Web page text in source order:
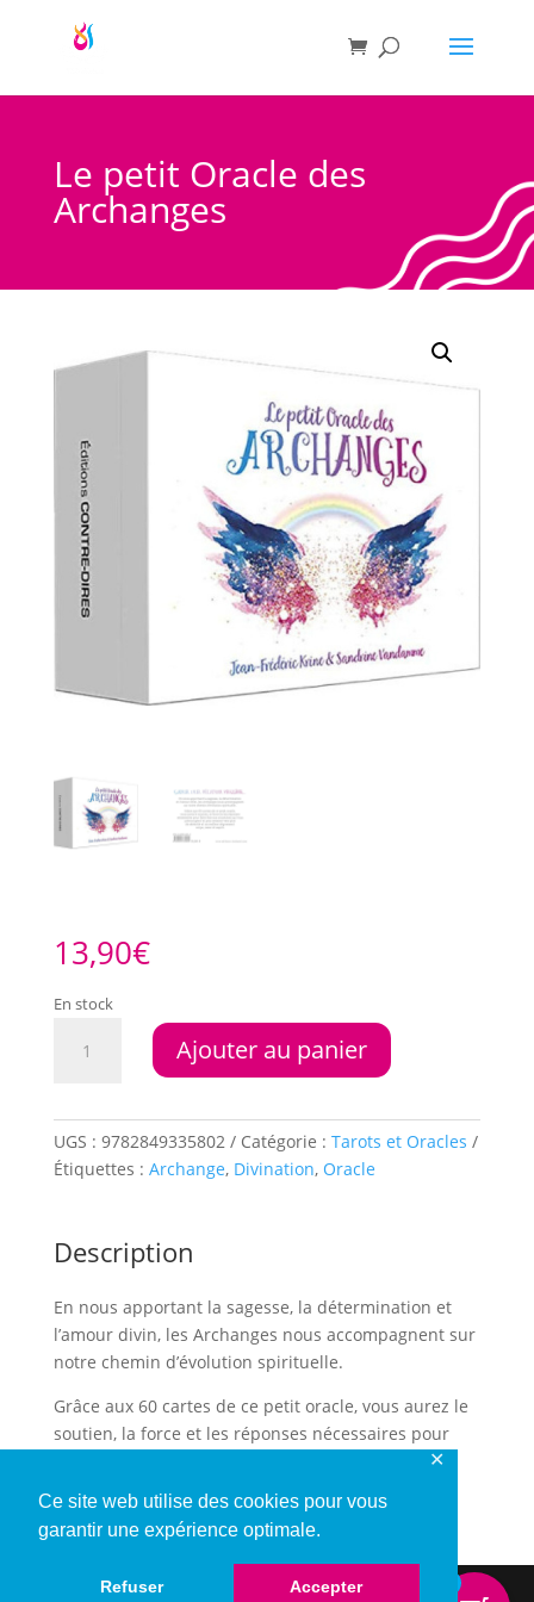
Ce site web utilise des cookies pour vous
garantir une expérience optimale.
Refuser Accepter
✕
Le petit Oracle des
Archanges
13,90€
En stock
des
Archanges
Ajouter au panier
UGS : 9782849335802 Catégorie : Tarots et Oracles
Étiquettes : Archange, Divination, Oracle
Description
En nous apportant la sagesse, la détermination et
l’amour divin, les Archanges nous accompagnent sur
notre chemin d’évolution spirituelle.
Grâce aux 60 cartes de ce petit oracle, vous aurez le
soutien, la force et les réponses nécessaires pour
faire face aux situations qui vous préoccupent et
pour avancer vers plus de sérénité et un meilleur
alignement corps, cœur et esprit.